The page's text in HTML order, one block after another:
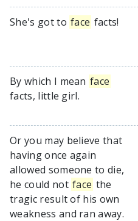
She's got to face facts!
By which I mean face
facts, little girl.
Or you may believe that
having once again
allowed someone to die,
he could not face the
tragic result of his own
weakness and ran away.